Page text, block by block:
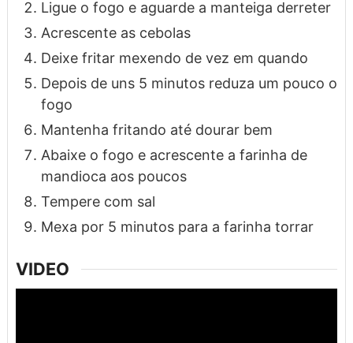
Ligue o fogo e aguarde a manteiga derreter
Acrescente as cebolas
Deixe fritar mexendo de vez em quando
Depois de uns 5 minutos reduza um pouco o
fogo
Mantenha fritando até dourar bem
Abaixe o fogo e acrescente a farinha de
mandioca aos poucos
Tempere com sal
Mexa por 5 minutos para a farinha torrar
VIDEO